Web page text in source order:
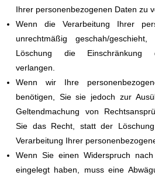
Ihrer personenbezogenen Daten zu
Wenn die Verarbeitung Ihrer
unrechtmäßig geschah/
Löschung die Einschränkung
verlangen.
Wenn wir Ihre
benötigen, Sie sie jedoch zur
Geltendmachung von
Sie das Recht, statt der
Verarbeitung Ihrer
Wenn Sie einen Widerspruch
eingelegt haben, muss eine